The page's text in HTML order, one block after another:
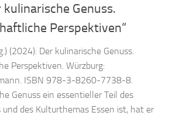
Genuss.
Perspektiven“
(2024): Der kulinarische Genuss.
Perspektiven. Würzburg:
ISBN 978-3-8260-7738-8.
Genuss ein essentieller Teil des
des Kulturthemas Essen ist, hat er